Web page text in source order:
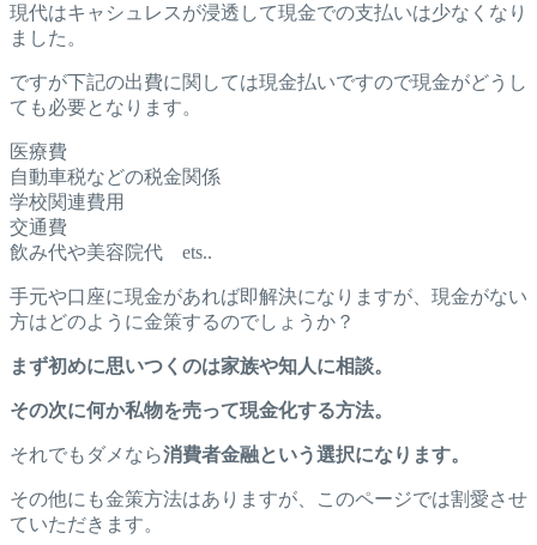
現代はキャシュレスが浸透して現金での支払いは少なくなり
ました。
ですが下記の出費に関しては現金払いですので現金がどうし
ても必要となります。
医療費
自動車税などの税金関係
学校関連費用
交通費
飲み代や美容院代 ets..
手元や口座に現金があれば即解決になりますが、現金がない
方はどのように金策するのでしょうか？
まず初めに思いつくのは家族や知人に相談。
その次に何か私物を売って現金化する方法。
それでもダメなら消費者金融という選択になります。
その他にも金策方法はありますが、このページでは割愛させ
ていただきます。